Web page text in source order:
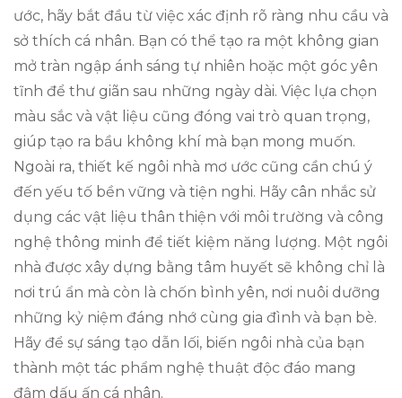
ước, hãy bắt đầu từ việc xác định rõ ràng nhu cầu và
sở thích cá nhân. Bạn có thể tạo ra một không gian
mở tràn ngập ánh sáng tự nhiên hoặc một góc yên
tĩnh để thư giãn sau những ngày dài. Việc lựa chọn
màu sắc và vật liệu cũng đóng vai trò quan trọng,
giúp tạo ra bầu không khí mà bạn mong muốn.
Ngoài ra, thiết kế ngôi nhà mơ ước cũng cần chú ý
đến yếu tố bền vững và tiện nghi. Hãy cân nhắc sử
dụng các vật liệu thân thiện với môi trường và công
nghệ thông minh để tiết kiệm năng lượng. Một ngôi
nhà được xây dựng bằng tâm huyết sẽ không chỉ là
nơi trú ẩn mà còn là chốn bình yên, nơi nuôi dưỡng
những kỷ niệm đáng nhớ cùng gia đình và bạn bè.
Hãy để sự sáng tạo dẫn lối, biến ngôi nhà của bạn
thành một tác phẩm nghệ thuật độc đáo mang
đậm dấu ấn cá nhân.